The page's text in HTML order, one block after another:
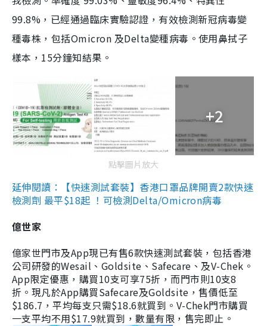
99.8%，已經通過臨床實驗認證，有效檢測新冠病毒變
種毒株，包括Omicron 及Delta變種病毒。使用鼻拭子
樣本，15分鐘知結果。
+2
點擊圖片放大
延伸閱讀：【快速測試套裝】香港口罩品牌開賣2款快速
檢測劑 最平$18起 ！可檢測Delta/Omicron病毒
億世家
億家世門市及App現已有售6款快速測試套裝，包括香港
公司研發的Wesail、Goldsite、Safecare、及V-Chek。
App限定優惠，購買10支可享75折，而門市則10支8
折。現凡於App購買Safecare及Goldsite，售價低至
$186.7，平均每支只需$18.6就買到。V-Chek門市購買
一支平均不用$17.9就買到，數量有限，售完即止。